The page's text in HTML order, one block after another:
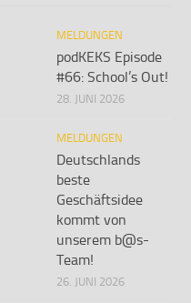
MELDUNGEN
podKEKS Episode
#66: School’s Out!
28. JUNI 2026
MELDUNGEN
Deutschlands
beste
Geschäftsidee
kommt von
unserem b@s-
Team!
26. JUNI 2026